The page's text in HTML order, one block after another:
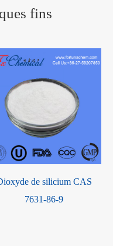
fins
de silicium CAS
7631-86-9